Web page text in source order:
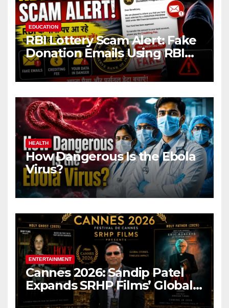
EDUCATION
RBI Lottery Scam Alert: Fake
Donation Emails Using RBI
Name Target Indian Users
HEALTH
How Dangerous Is the Ebola
Virus?
ENTERTAINMENT
Cannes 2026: Sandip Patel
Expands SRHP Films’ Global
Reach